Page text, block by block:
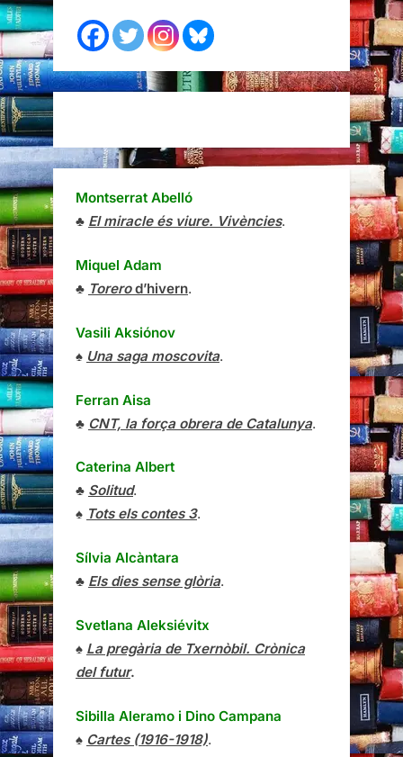
Montserrat Abelló
♣ El miracle és viure. Vivències.
Miquel Adam
♣ Torerod’hivern.
Vasili Aksiónov
♠ Una saga moscovita.
Ferran Aisa
♣ CNT, la força obrera de Catalunya.
Caterina Albert
♣ Solitud.
♠ Tots els contes 3.
Sílvia Alcàntara
♣ Els dies sense glòria.
Svetlana Aleksiévitx
♠ La pregària de Txernòbil. Crònica
del futur.
Sibilla Aleramo i Dino Campana
♠ Cartes (1916-1918).